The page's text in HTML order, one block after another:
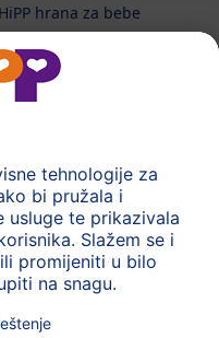
HiPP hrana za bebe
HiPP trudnoća
dijeta
za korištenj
Kontakt